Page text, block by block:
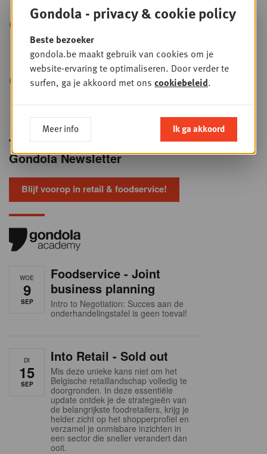
+
Elektronisch betalen: tien
ontwikkelingen die geen enkele
handelaar kan negeren
René van der Zel (XXL Nutrition): “Het
voor ondernemers”
Gondola Newsletter
Blijf voorop in retail & foodservice!
WOE
9
SEP
Foodservice - Joint
business planning
Intro to Negotiation: Succes aan de
onderhandelingstafel is geen toeval!
DI
15
SEP
Into Retail - Sold out
Mis deze unieke kans niet om het
Belgische retaillandschap volledig te
doorgronden. In deze essentiële
update ontdek je de strategieën van
de belangrijkste foodretailers, krijg je
helder zicht op het shopperprofiel en
verzamel je onmisbare inzichten in
een sector die sneller verandert dan
ooit.
Gondola - privacy & cookie policy
Beste bezoeker
gondola.be maakt gebruik van cookies om je
website-ervaring te optimaliseren. Door verder te
surfen, ga je akkoord met ons cookiebeleid.
Meer info Ik ga akkoord